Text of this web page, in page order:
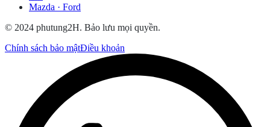
Mazda · Ford
© 2024 phutung2H. Bảo lưu mọi quyền.
Chính sách bảo mậtĐiều khoản